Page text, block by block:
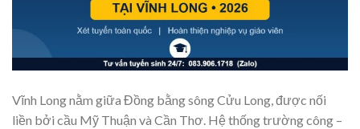
Vĩnh Long nằm giữa Đồng bằng sông Cửu Long, được nối
liền bởi cầu Mỹ Thuận và Cần Thơ. Hệ thống trường công –